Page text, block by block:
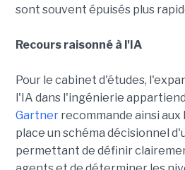
sont souvent épuisés plus
Recours raisonné à l'IA
Pour le cabinet d'études,
l'IA dans l'ingénierie
Gartnerrecommande ainsi aux
place un schéma décisionnel
permettant de définir